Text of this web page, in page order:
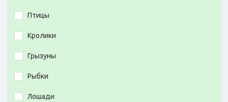
Птицы
Кролики
Грызуны
Рыбки
Лошади